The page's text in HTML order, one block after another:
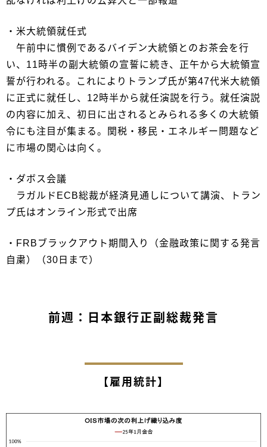
・米大統領就任式
午前中に慣例であるバイデン大統領とのお茶会を行
い、11時半の副大統領の宣誓に続き、正午から大統領宣
誓が行われる。これによりトランプ氏が第47代米大統領
に正式に就任し、12時半から就任演説を行う。就任演説
の内容に加え、初日に出されるとみられる多くの大統領
令にも注目が集まる。関税・移民・エネルギー問題など
に市場の関心は向く。
・ダボス会議
ラガルドECB総裁が経済見通しについて講演、トラン
プ氏はオンライン形式で出席
・FRBブラックアウト期間入り（金融政策に関する発言
自粛）（30日まで）
前週：日本銀行正副総裁発言
【雇用統計】